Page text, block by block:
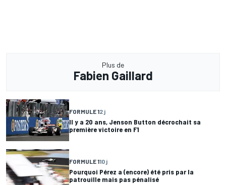
Plus de
Fabien Gaillard
FORMULE 12 j
Il y a 20 ans, Jenson Button décrochait sa
première victoire en F1
FORMULE 110 j
Pourquoi Pérez a (encore) été pris par la
patrouille mais pas pénalisé